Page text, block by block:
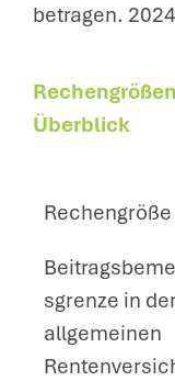
betragen.
Überblick
Rechengröße
sgrenze in
allgemeinen